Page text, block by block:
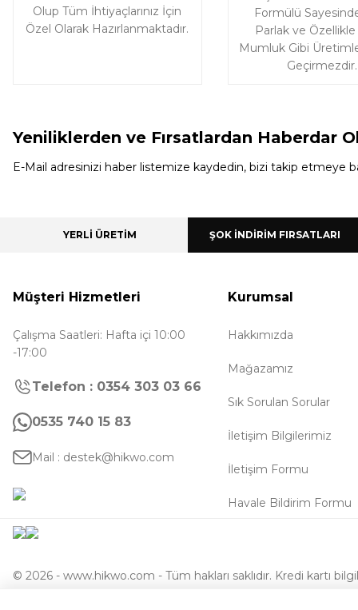
Olup Tüm İhtiyaçlarınız İçin
Özel Olarak Hazırlanmaktadır.
Formülü
Parlak ve Özellikle
Mumluk Gibi
Geçirmezdir.
Yeniliklerden ve Fırsatlardan Haberdar
E-Mail adresinizi haber listemize kaydedin, bizi takip etmeye
YERLİ ÜRETİM ŞOK İNDİRİM FIRSATLARI
Müşteri Hizmetleri
Çalışma Saatleri: Hafta içi 10:00
-17:00
Telefon : 0354 303 03 66
0535 740 15 83
Mail : destek@hikwo.com
Kurumsal
Hakkımızda
Mağazamız
Sık Sorulan Sorular
İletişim Bilgilerimiz
İletişim Formu
Havale Bildirim Formu
© 2026 - www.hikwo.com - Tüm hakları saklıdır. Kredi kartı